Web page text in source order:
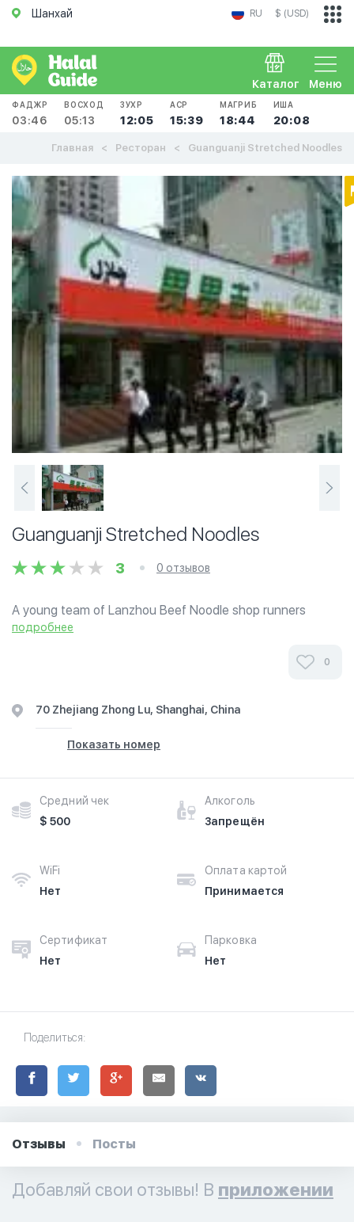
Шанхай RU $ (USD)
Меню
Каталог
ФАДЖР
03:46
ВОСХОД
05:13
ЗУХР
12:05
АСР
15:39
МАГРИБ
18:44
ИША
20:08
Главная Ресторан Guanguanji Stretched Noodles
Guanguanji Stretched Noodles
3 0 отзывов
A young team of Lanzhou Beef Noodle shop runners
offers fastfood style North-west cuisines including lamb-
подробнее
0
70 Zhejiang Zhong Lu, Shanghai, China
Показать номер
Средний чек
$ 500
Алкоголь
Запрещён
WiFi
Нет
Оплата картой
Принимается
Сертификат
Нет
Парковка
Нет
Поделиться:
Отзывы Посты
Добавляй свои отзывы! В приложении